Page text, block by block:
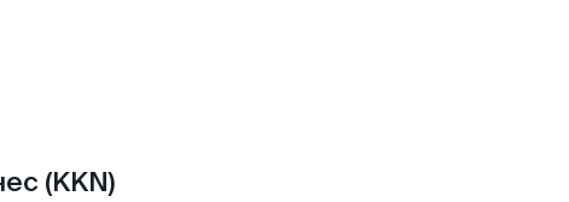
(KKN)